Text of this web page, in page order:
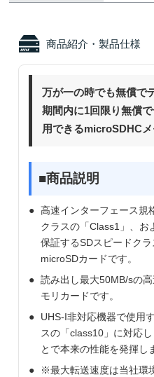
商品紹介・製品仕様
万が一の時でも無償で
期間内に1回限り無償
用できるmicroSDHCメ
■商品説明
高速インターフェース規
クラスの「Class1」、お
保証するSDスピードク
microSDカードです。
読み出し最大50MB/sの
モリカードです。
UHS-I非対応機器で使用
スの「class10」に対応
とで本来の性能を発揮し
※最大転送速度は当社環